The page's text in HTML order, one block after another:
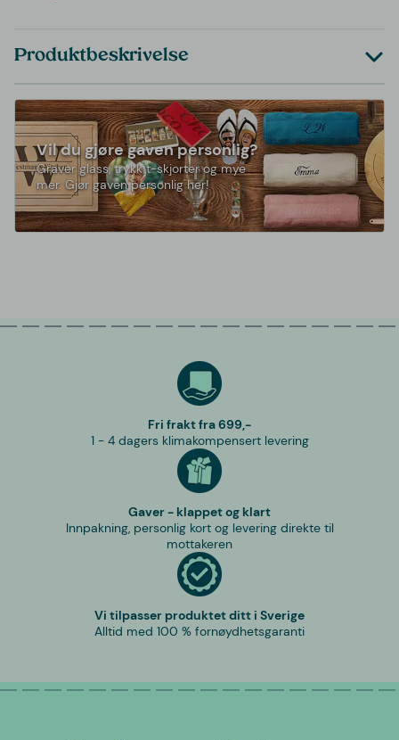
Produktbeskrivelse
Vil du gjøre gaven personlig?
Graver glass, trykk t-skjorter og mye
mer. Gjør gaven personlig her!
Fri frakt fra 699,-
1 - 4 dagers klimakompensert levering
Gaver - klappet og klart
Innpakning, personlig kort og levering direkte til
mottakeren
Vi tilpasser produktet ditt i Sverige
Alltid med 100 % fornøydhetsgaranti